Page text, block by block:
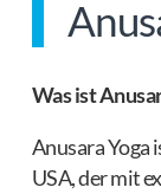
Was ist
Anusara Yoga
USA, der mit